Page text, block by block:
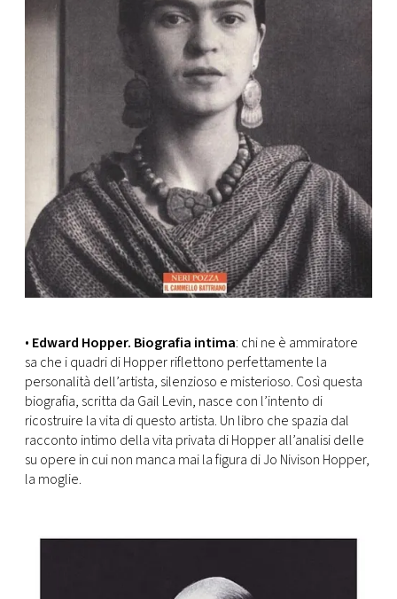
• Edward Hopper. Biografia intima: chi ne è ammiratore
sa che i quadri di Hopper riflettono perfettamente la
personalità dell’artista, silenzioso e misterioso. Così questa
biografia, scritta da Gail Levin, nasce con l’intento di
ricostruire la vita di questo artista. Un libro che spazia dal
racconto intimo della vita privata di Hopper all’analisi delle
su opere in cui non manca mai la figura di Jo Nivison Hopper,
la moglie.